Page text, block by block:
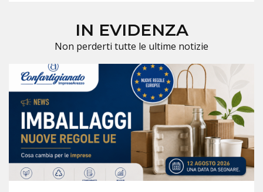
IN EVIDENZA
Non perderti tutte le ultime notizie